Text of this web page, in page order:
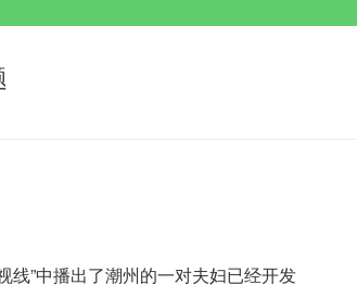
”中播出了潮州的一对夫妇已经开发